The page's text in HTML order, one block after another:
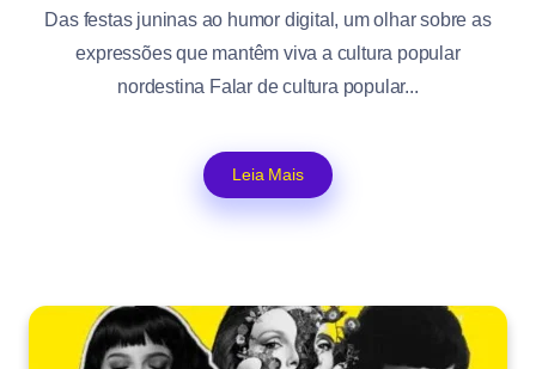
Das festas juninas ao humor digital, um olhar sobre as
expressões que mantêm viva a cultura popular
nordestina Falar de cultura popular...
Leia Mais